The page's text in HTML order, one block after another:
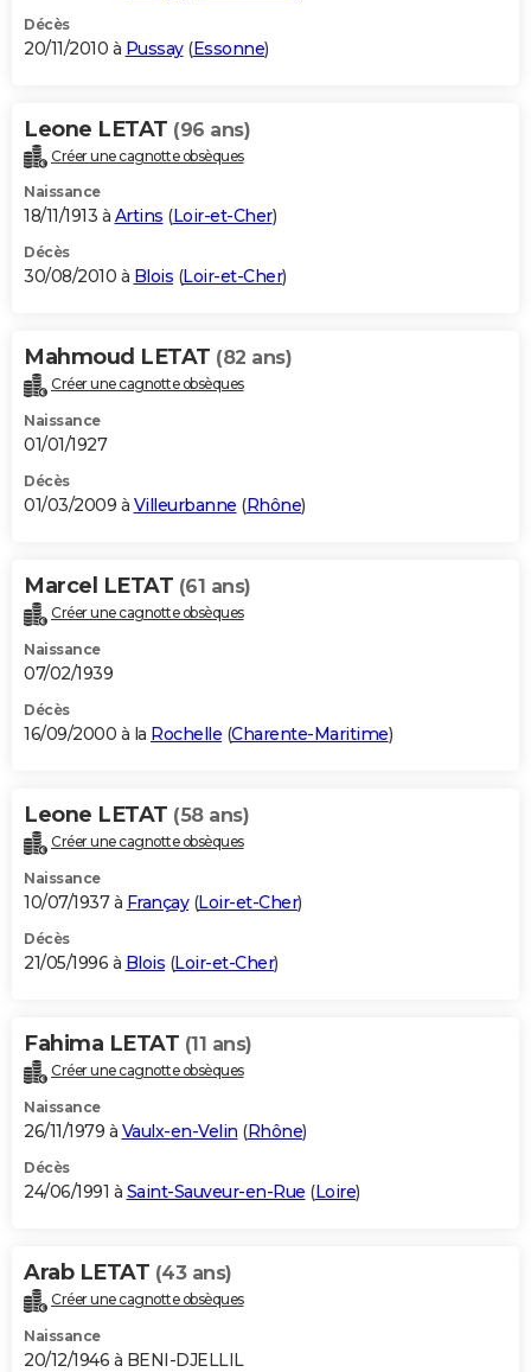
Décès
20/11/2010 à Pussay(Essonne)
Leone LETAT (96 ans)
Créer une cagnotte obsèques
Naissance
18/11/1913 à Artins (Loir-et-Cher)
Décès
30/08/2010 à Blois (Loir-et-Cher)
Mahmoud LETAT (82 ans)
Créer une cagnotte obsèques
Naissance
01/01/1927
Décès
01/03/2009 à Villeurbanne (Rhône)
Marcel LETAT (61 ans)
Créer une cagnotte obsèques
Naissance
07/02/1939
Décès
16/09/2000 à la Rochelle (Charente-Maritime)
Leone LETAT (58 ans)
Créer une cagnotte obsèques
Naissance
10/07/1937 à Françay(Loir-et-Cher)
Décès
21/05/1996 à Blois (Loir-et-Cher)
Fahima LETAT (11 ans)
Créer une cagnotte obsèques
Naissance
26/11/1979 à Vaulx-en-Velin (Rhône)
Décès
24/06/1991 à Saint-Sauveur-en-Rue (Loire)
Arab LETAT (43 ans)
Créer une cagnotte obsèques
Naissance
20/12/1946 à BENI-DJELLIL